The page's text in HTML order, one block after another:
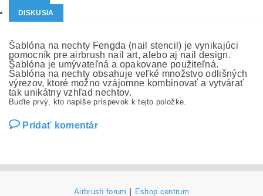
DISKUSIA
Šablóna na nechty Fengda (nail stencil) je vynikajúci
pomocník pre airbrush nail art, alebo aj nail design.
Šablóna je umývateľná a opakovane použiteľná.
Šablóna na nechty obsahuje veľké množstvo odlišných
výrezov, ktoré možno vzájomne kombinovať a vytvárať
tak unikátny vzhľad nechtov.
Buďte prvý, kto napíše príspevok k tejto položke.
Pridať komentár
Airbrush forum Eshop centrum